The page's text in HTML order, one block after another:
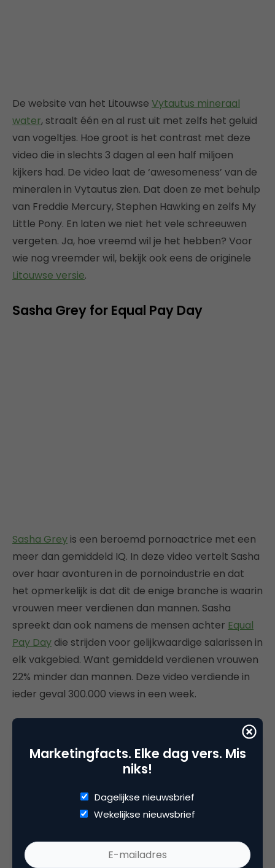
De website van het Litouwse Vytautus mineraal
water, straalt één en al rust uit met zelfs het geluid
van vogeltjes. Hoe groot is het contrast met deze
video die in slechts 3 dagen al een half miljoen
kijkers had. De video laat de ‘awesomeness’ van de
mineralen in Vytautus zien. Dat doen ze met behulp
van Freddie Mercury, Stephen Hawking en zelfs My
Little Pony. En laten we niet het vele schreeuwen
vergeten. Ja, hoe vreemd wil je het hebben? Voor
wie nog vreemder wil, bekijk ook eens de originele
Litouwse versie.
Sasha Grey for Equal Pay Day
Sasha Greyis een beroemd pornoactrice met een
meer dan gemiddeld IQ. In deze video vertelt Sasha
over haar avonturen in de pornoindustrie en dat
het opmerkelijk is dat dit de enige branche is waarin
vrouwen meer verdienen dan mannen. Sasha
spreekt dan ook namens de mensen achter Equal
Pay Day die strijden voor gelijkwaardige salarissen in
elk vakgebied. Want gemiddeld verdienen vrouwen
22% minder dan mannen. Deze video verdiende in
ieder geval 300.000 views in een week.
Marketingfacts. Elke dag vers. Mis
niks!
Dagelijkse nieuwsbrief
Wekelijkse nieuwsbrief